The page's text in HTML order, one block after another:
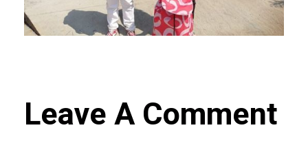
Leave A Comment